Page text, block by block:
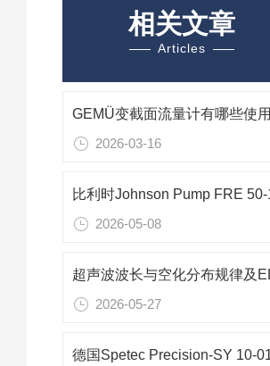
相关文章
Articles
2026-03-16
2026-05-08
2026-05-27